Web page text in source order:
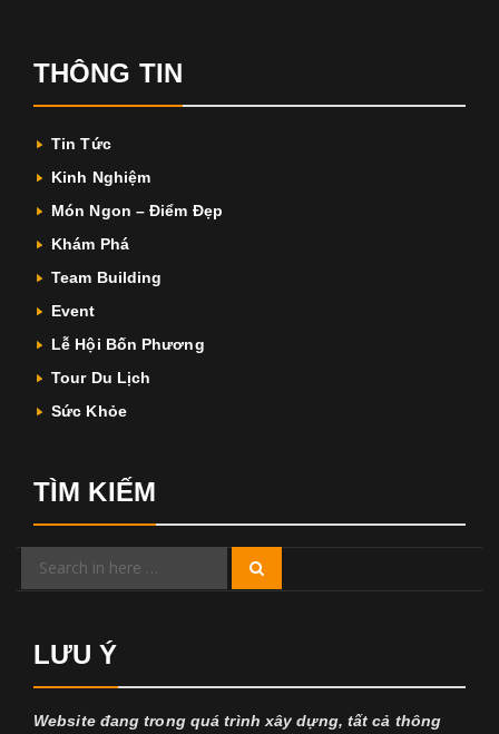
THÔNG TIN
Tin Tức
Kinh Nghiệm
Món Ngon – Điểm Đẹp
Khám Phá
Team Building
Event
Lễ Hội Bốn Phương
Tour Du Lịch
Sức Khỏe
TÌM KIẾM
Search
LƯU Ý
Website đang trong quá trình xây dựng, tất cả thông